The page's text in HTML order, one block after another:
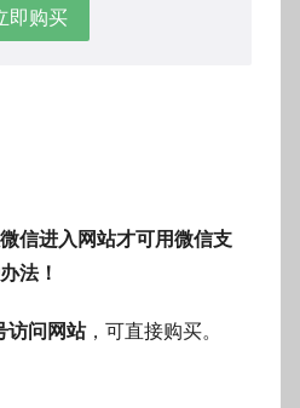
即购买
信进入网站才可用微信支
法！
访问网站，可直接购买。